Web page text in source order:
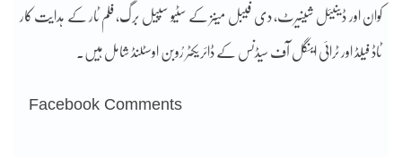
کوان اور ڈینیئل شینیرٹ، دی فیبل مینز کے سٹیو سپیل برگ، فلم ٹار کے ہدایت کار
ٹاڈ فیلڈ اور ٹرائی اینگل آف سیڈنس کے ڈائریکٹر رُوبن اوسٹلنڈ شامل ہیں۔
Facebook Comments